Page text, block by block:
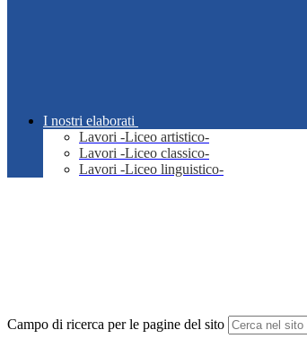
I nostri elaborati
Lavori -Liceo artistico-
Lavori -Liceo classico-
Lavori -Liceo linguistico-
Campo di ricerca per le pagine del sito